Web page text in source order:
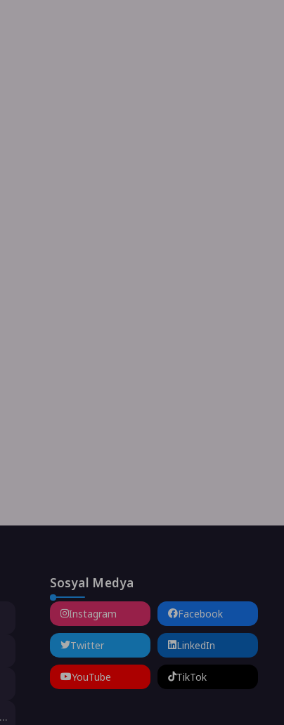
Sosyal Medya
Instagram Facebook
Twitter LinkedIn
YouTube TikTok